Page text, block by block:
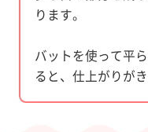
ります。
バットを使って平
ると、仕上がりが